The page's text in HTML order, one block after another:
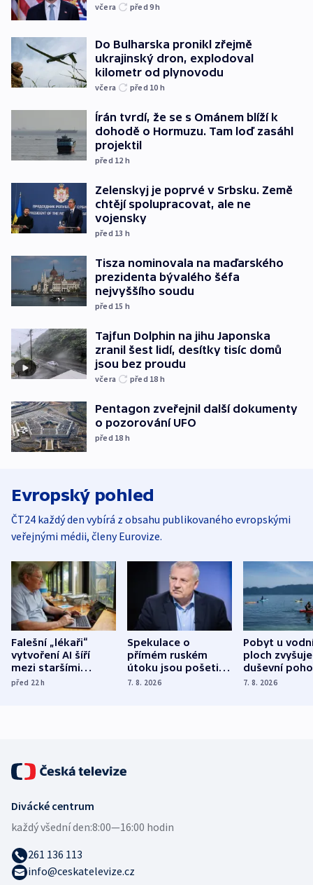
včera před 9h
Do Bulharska pronikl zřejmě
ukrajinský dron, explodoval
kilometr od plynovodu
včera před 10 h
Írán tvrdí, že se s Ománem blíží k
dohodě o Hormuzu. Tam loď zasáhl
projektil
před 12 h
Zelenskyj je poprvé v Srbsku. Země
chtějí spolupracovat, ale ne
vojensky
před 13 h
Tisza nominovala na maďarského
prezidenta bývalého šéfa
nejvyššího soudu
před 15 h
Tajfun Dolphin na jihu Japonska
zranil šest lidí, desítky tisíc domů
jsou bez proudu
včera před 18 h
Pentagon zveřejnil další dokumenty
o pozorování UFO
před 18 h
Evropský pohled
ČT24 každý den vybírá z obsahu publikovaného evropskými
veřejnými médii, členy Eurovize.
Falešní „lékaři“
vytvoření AI šíří
mezi staršími
Poláky nebezpečné
před 22h
Spekulace o
přímém ruském
útoku jsou pošetilé,
míní estonský
7. 8. 2026
Pobyt u
ploch zvyšuje
duševní
ukázala
7. 8. 2026
Divácké centrum
každý všední den:8:00—16:00 hodin
261 136 113
info@ceskatelevize.cz